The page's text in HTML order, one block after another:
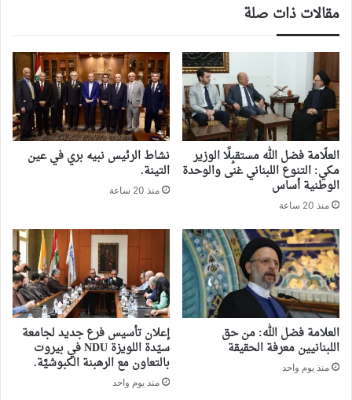
مقالات ذات صلة
العلّامة فضل الله مستقبِلًا الوزير
مكي: التنوع اللبناني غنى والوحدة
الوطنية أساس
منذ 20 ساعة
نشاط الرئيس نبيه بري في عين
التينة.
منذ 20 ساعة
العلامة فضل الله: من حق
اللبنانيين معرفة الحقيقة
منذ يوم واحد
إعلان تأسيس فرع جديد لجامعة
سيّدة اللويزة NDU في بيروت
بالتعاون مع الرهبنة الكبوشيَّة.
منذ يوم واحد